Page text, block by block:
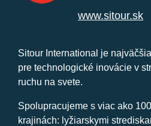
www.sitour.sk
Sitour International je
pre technologické inovácie v
ruchu na svete.
Spolupracujeme s viac ako
krajinách: lyžiarskymi